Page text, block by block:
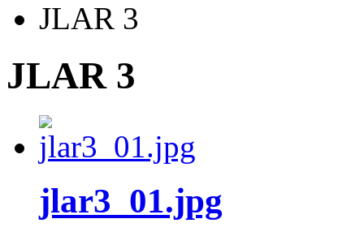
JLAR 3
JLAR 3
jlar3_01.jpg